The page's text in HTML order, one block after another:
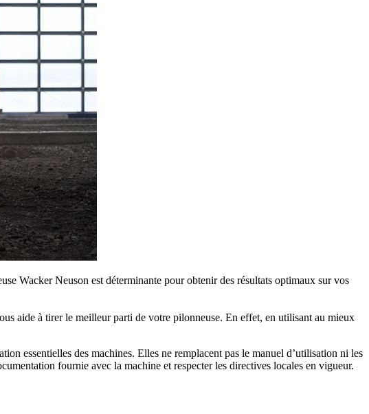
Wacker Neuson est déterminante pour obtenir des résultats optimaux sur vos
aide à tirer le meilleur parti de votre pilonneuse. En effet, en utilisant au mieux
essentielles des machines. Elles ne remplacent pas le manuel d’utilisation ni les
fournie avec la machine et respecter les directives locales en vigueur.